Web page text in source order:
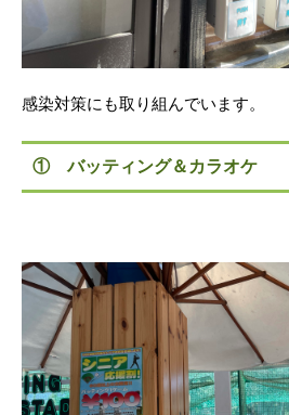
感染対策にも取り組んでいます。
① バッティング＆カラオケ